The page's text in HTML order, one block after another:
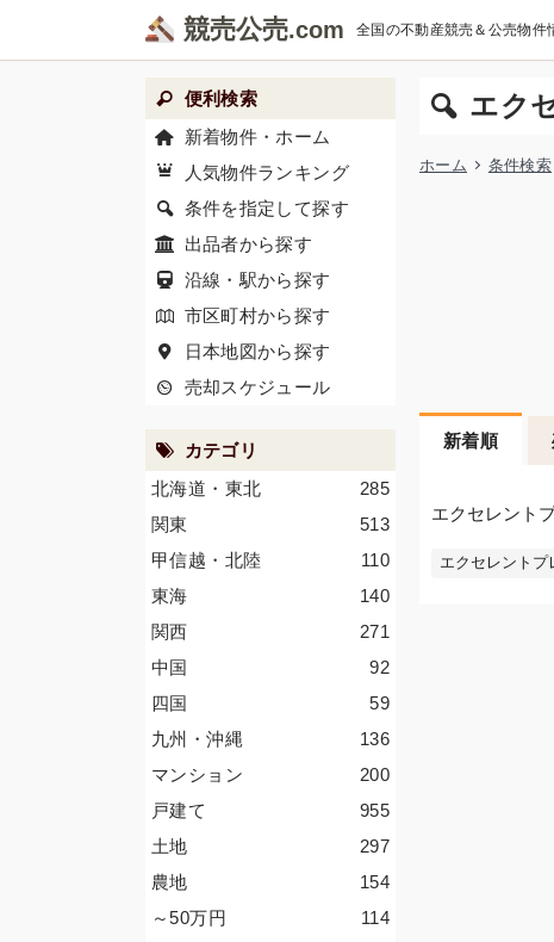
競売公売 全国の不動産競売＆公売物件
エク
ホーム 条件検索
新着順
エクセレント
エクセレントプ
便利検索
新着物件・ホーム
人気物件ランキング
条件を指定して探す
出品者から探す
沿線・駅から探す
市区町村から探す
日本地図から探す
売却スケジュール
カテゴリ
285
北海道・東北
513
関東
110
甲信越・北陸
140
東海
271
関西
92
中国
59
四国
136
九州・沖縄
200
マンション
955
戸建て
297
土地
154
農地
114
～50万円